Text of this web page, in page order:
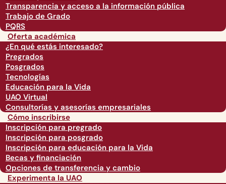
Transparencia y acceso a la información pública
Trabajo de Grado
PQRS
Oferta académica
¿En qué estás interesado?
Pregrados
Posgrados
Tecnologías
Educación para la Vida
UAO Virtual
Consultorías y asesorías empresariales
Cómo inscribirse
Inscripción para pregrado
Inscripción para posgrado
Inscripción para educación para la Vida
Becas y financiación
Opciones de transferencia y cambio
Experimenta la UAO